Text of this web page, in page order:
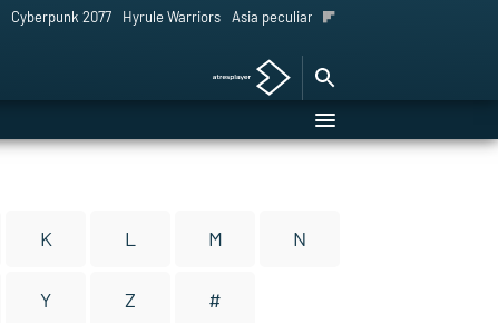
Cyberpunk 2077 Hyrule Warriors Asia peculiar tradición
K L M N
Y Z #